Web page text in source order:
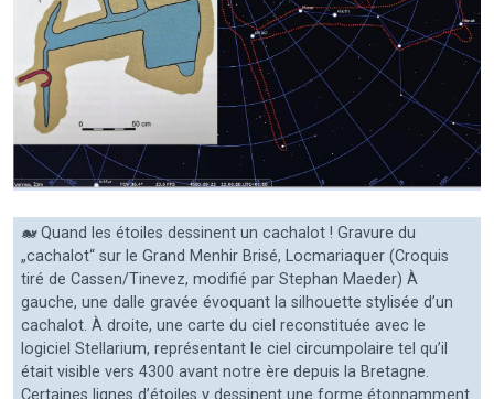
🐋 Quand les étoiles dessinent un cachalot ! Gravure du
„cachalot“ sur le Grand Menhir Brisé, Locmariaquer (Croquis
tiré de Cassen/Tinevez, modifié par Stephan Maeder) À
gauche, une dalle gravée évoquant la silhouette stylisée d’un
cachalot. À droite, une carte du ciel reconstituée avec le
logiciel Stellarium, représentant le ciel circumpolaire tel qu’il
était visible vers 4300 avant notre ère depuis la Bretagne.